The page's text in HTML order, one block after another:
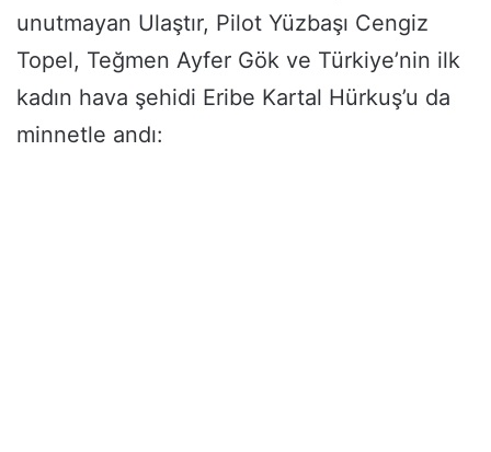
unutmayan Ulaştır, Pilot Yüzbaşı Cengiz
Topel, Teğmen Ayfer Gök ve Türkiye’nin ilk
kadın hava şehidi Eribe Kartal Hürkuş’u da
minnetle andı: